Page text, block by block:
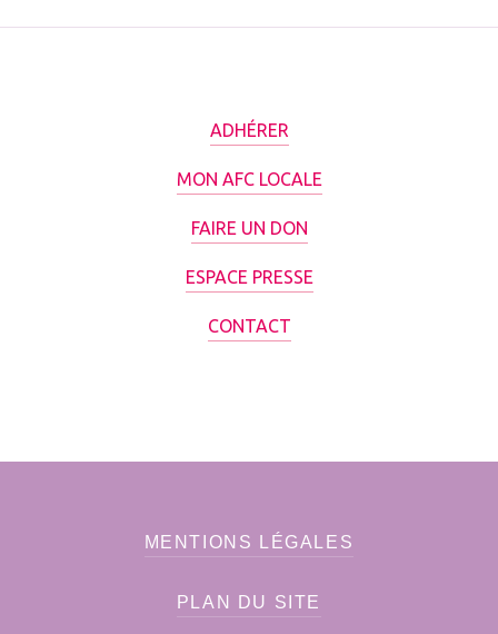
ADHÉRER
MON AFC LOCALE
FAIRE UN DON
ESPACE PRESSE
CONTACT
MENTIONS LÉGALES
PLAN DU SITE